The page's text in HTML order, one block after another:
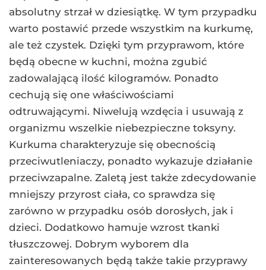
absolutny strzał w dziesiątkę. W tym przypadku
warto postawić przede wszystkim na kurkumę,
ale też czystek. Dzięki tym przyprawom, które
będą obecne w kuchni, można zgubić
zadowalającą ilość kilogramów. Ponadto
cechują się one właściwościami
odtruwającymi. Niwelują wzdęcia i usuwają z
organizmu wszelkie niebezpieczne toksyny.
Kurkuma charakteryzuje się obecnością
przeciwutleniaczy, ponadto wykazuje działanie
przeciwzapalne. Zaletą jest także zdecydowanie
mniejszy przyrost ciała, co sprawdza się
zarówno w przypadku osób dorosłych, jak i
dzieci. Dodatkowo hamuje wzrost tkanki
tłuszczowej. Dobrym wyborem dla
zainteresowanych będą także takie przyprawy